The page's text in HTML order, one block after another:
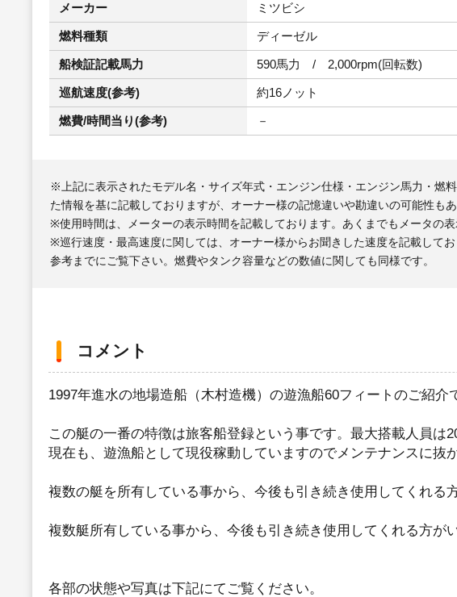
メーカー ミツビシ
燃料種類 ディーゼル
船検証記載馬力 590馬力 / 2,000rpm(回転数)
巡航速度(参考) 約16ノット
燃費/時間当り(参考) －
※上記に表示されたモデル名・サイズ年式・エンジン仕様・エンジン馬力・燃
た情報を基に記載しておりますが、オーナー様の記憶違いや勘違いの可能性も
※使用時間は、メーターの表示時間を記載しております。あくまでもメータの
※巡行速度・最高速度に関しては、オーナー様からお聞きした速度を記載して
参考までにご覧下さい。燃費やタンク容量などの数値に関しても同様です。
コメント
1997年進水の地場造船（木村造機）の遊漁船60フィートのご紹介
この艇の一番の特徴は旅客船登録という事です。最大搭載人員は
現在も、遊漁船として現役稼動していますのでメンテナンスに抜
複数の艇を所有している事から、今後も引き続き使用してくれる
複数艇所有している事から、今後も引き続き使用してくれる方が
各部の状態や写真は下記にてご覧ください。